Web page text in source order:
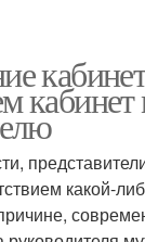
какой-